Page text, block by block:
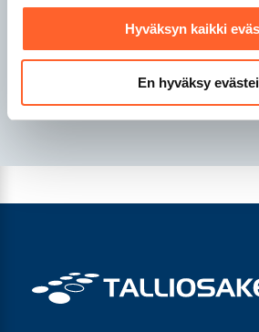
Hyväksyn kaikki
En hyväksy
Talliosake
Talliosake Vantaa
Talliosake Ylöjärvi